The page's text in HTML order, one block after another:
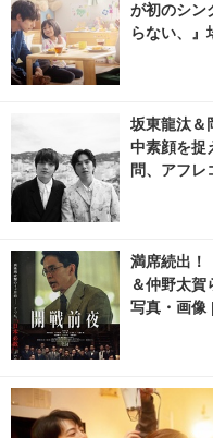
が初のシン
らない、』
坂東龍汰＆
中素顔を
問、アフ
満席続出！
＆仲野太
写真・画